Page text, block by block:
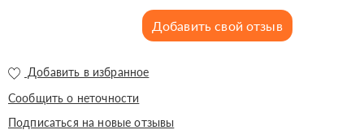
Добавить свой отзыв
Добавить в избранное
Сообщить о неточности
Подписаться на новые отзывы